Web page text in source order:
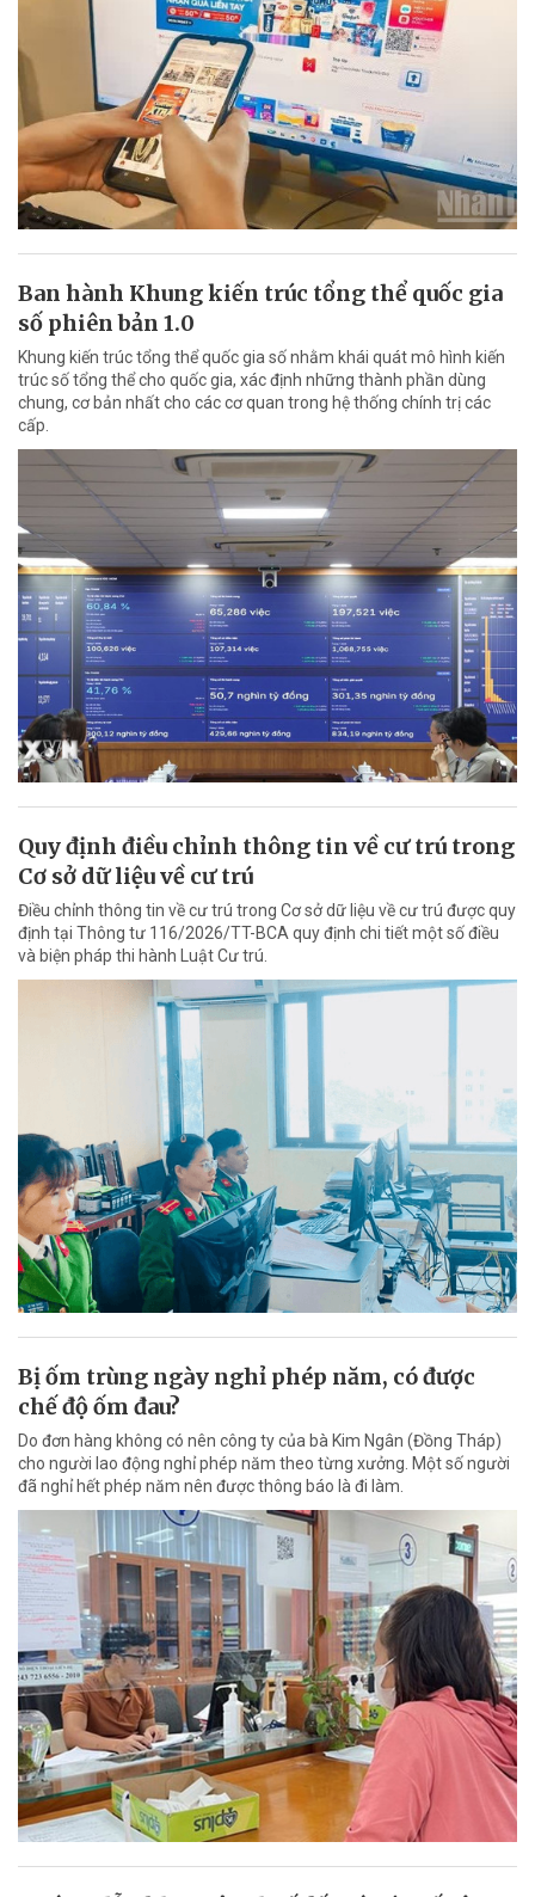
Ban hành Khung kiến trúc tổng thể quốc gia
số phiên bản 1.0
Khung kiến trúc tổng thể quốc gia số nhằm khái quát mô hình kiến
trúc số tổng thể cho quốc gia, xác định những thành phần dùng
chung, cơ bản nhất cho các cơ quan trong hệ thống chính trị các
cấp.
Quy định điều chỉnh thông tin về cư trú trong
Cơ sở dữ liệu về cư trú
Điều chỉnh thông tin về cư trú trong Cơ sở dữ liệu về cư trú được quy
định tại Thông tư 116/2026/TT-BCA quy định chi tiết một số điều
và biện pháp thi hành Luật Cư trú.
Bị ốm trùng ngày nghỉ phép năm, có được
chế độ ốm đau?
Do đơn hàng không có nên công ty của bà Kim Ngân (Đồng Tháp)
cho người lao động nghỉ phép năm theo từng xưởng. Một số người
đã nghỉ hết phép năm nên được thông báo là đi làm.